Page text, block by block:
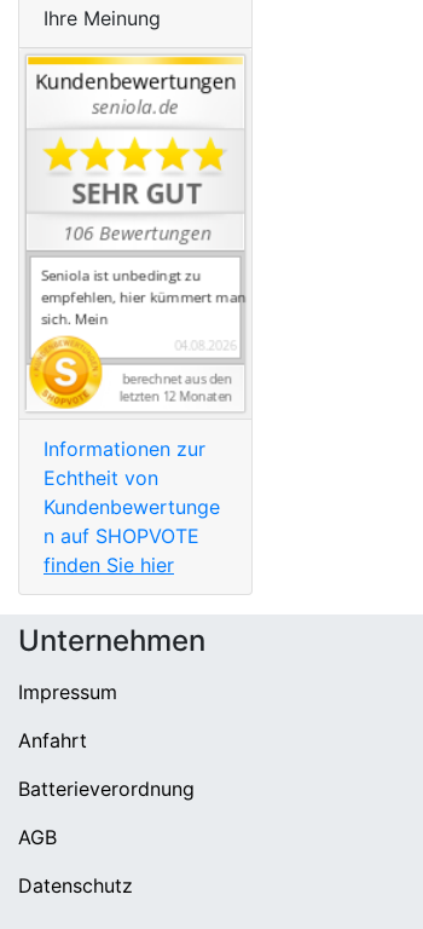
Ihre Meinung
Informationen zur
Echtheit von
Kundenbewertunge
n auf SHOPVOTE
finden Sie hier
Unternehmen
Impressum
Anfahrt
Batterieverordnung
AGB
Datenschutz